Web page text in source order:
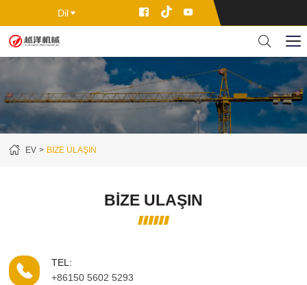
Dil
EV BIZE ULAŞIN
BİZE ULAŞIN
TEL:
+86150 5602 5293